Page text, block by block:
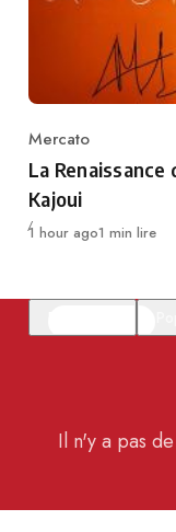
Category
Mercato
La
Kajoui
Publié
1 hour ago1 min lire
Il n'y a pas